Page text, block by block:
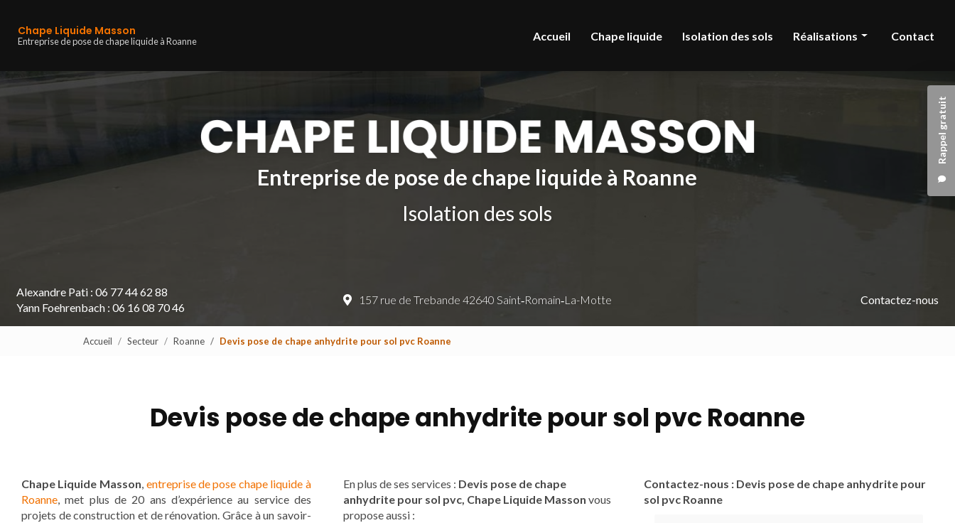
contenu
Chape Liquide Masson
Entreprise de pose de chape liquide à Roanne
Rappel gratuit
Accueil Chape liquide Isolation des sols Réalisations Contact
Entreprise de pose de chape liquide à Roanne
Isolation des sols
Alexandre Pati : 06 77 44 62 88
Yann Foehrenbach : 06 16 08 70 46
157 rue de Trebande 42640 Saint‑Romain‑La-Motte Contactez-nous
Accueil Secteur Roanne Devis pose de chape anhydrite pour sol pvc Roanne
Devis pose de chape anhydrite pour sol pvc Roanne
Chape Liquide Masson, entreprise de pose chape liquide à
Roanne, met plus de 20 ans d’expérience au service des
projets de construction et de rénovation. Grâce à un savoir-
En plus de ses services : Devis pose de chape
anhydrite pour sol pvc, Chape Liquide Masson vous
propose aussi :
Contactez-nous : Devis pose de chape anhydrite pour
sol pvc Roanne